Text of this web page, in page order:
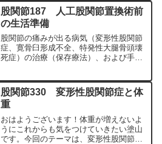
科専門医（人工関節手術を専門）の塗山
正宏が色々と説明します。
股関節187 人工股関節置換術前
の生活準備
股関節の痛みが出る病気（変形性股関節
症、寛骨臼形成不全、特発性大腿骨頭壊
死症）の治療（保存療法）、および手術
科専門医（人工関節手術を専門）の塗山
正宏が色々と説明します。
股関節330 変形性股関節症と体
重
おはようございます！体重が増えないよ
うにこれからも気をつけていきたい塗山
です。今回のテーマは、変形性股関節症